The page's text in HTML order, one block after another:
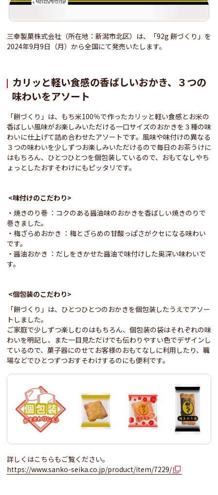
三幸製菓株式会社（所在地：新潟市北区）は、「92g 餅づくり」を
2024年9月9日（月）から全国にて発売いたします。
カリッと軽い食感の香ばしいおかき、３つの
味わいをアソート
「餅づくり」は、もち米100％で作ったカリッと軽い食感とお米の
香ばしい風味がお楽しみいただける一口サイズのおかきを３種の味
わいに仕上げて詰め合わせたアソートです。風味や味付けの異なる
３つの味わいを少しずつお楽しみいただけるので毎日のお茶うけに
はもちろん、ひとつひとつを個包装しているので、おもてなしやち
ょっとしたおすそわけにもピッタリです。
<味付けのこだわり>
・焼きのり巻 ：コクのある醤油味のおかきを香ばしい焼きのりで
巻きました。
・梅ざらめおかき ：梅とざらめの甘酸っぱさがクセになる味わい
です。
・醤油おかき ：だしをきかせた醤油で味付けした奥深い味わいで
す。
<個包装のこだわり>
「餅づくり」は、ひとつひとつのおかきを個包装したうえでアソー
トしました。
ご家庭で少しずつ楽しむのはもちろん、個包装の袋はそれぞれの味
わいを明記し、また一目見ただけでも伝わりやすい色でデザインし
ているので、菓子器にのせてお客様のおもてなしに利用したり、職
場などでひとつずつおすそわけするのにも便利です。
詳しくはこちらもご覧ください。
https://www.sanko-seika.co.jp/product/item/7229/